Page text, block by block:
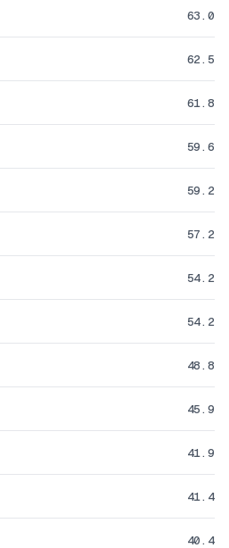
63.0
62.5
61.8
59.6
59.2
57.2
54.2
54.2
48.8
45.9
41.9
41.4
40.4